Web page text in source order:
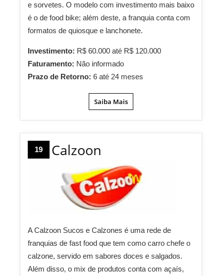
e sorvetes. O modelo com investimento mais baixo
é o de food bike; além deste, a franquia conta com
formatos de quiosque e lanchonete.
Investimento: R$ 60.000 até R$ 120.000
Faturamento: Não informado
Prazo de Retorno: 6 até 24 meses
Saiba Mais
19 Calzoon
A Calzoon Sucos e Calzones é uma rede de
franquias de fast food que tem como carro chefe o
calzone, servido em sabores doces e salgados.
Além disso, o mix de produtos conta com açaís,